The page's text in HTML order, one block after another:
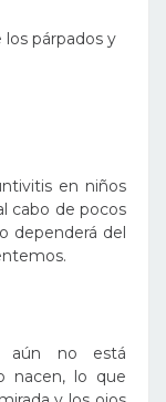
párpados y
en niños
cabo de pocos
dependerá del
aún no está
nacen, lo que